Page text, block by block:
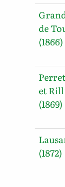
de
(1866)
et
(1869)
(1872)